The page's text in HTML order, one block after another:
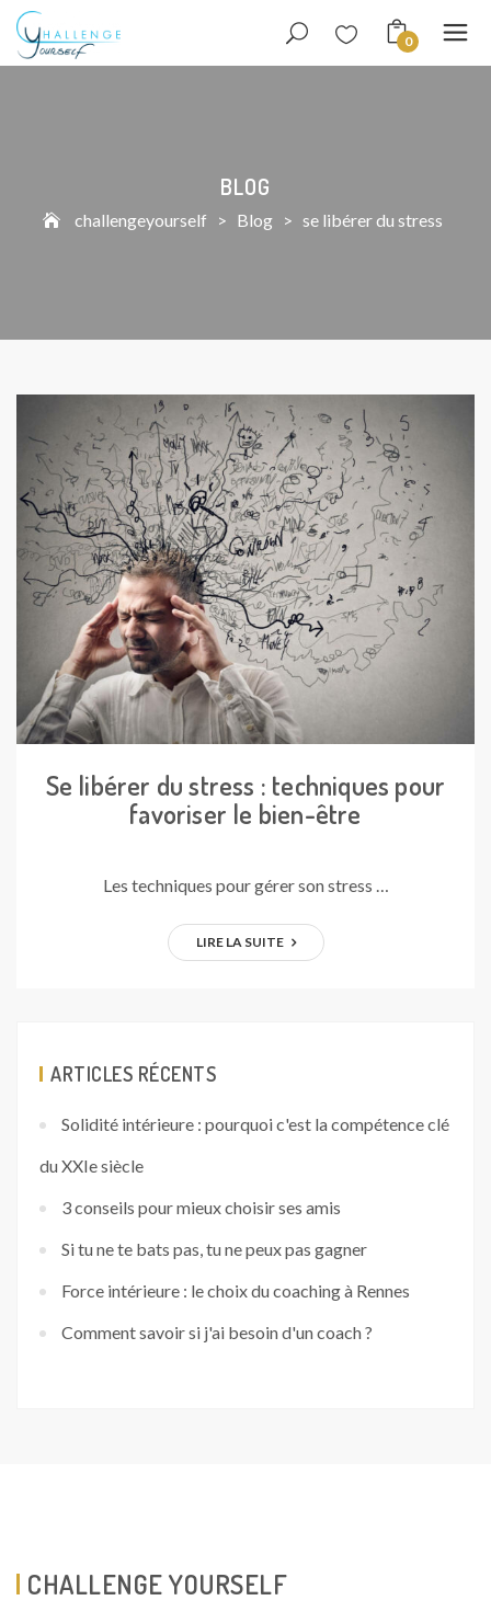
0
BLOG
challengeyourself > Blog > se libérer du stress
Se libérer du stress : techniques pour
favoriser le bien-être
Les techniques pour gérer son stress …
LIRE LA SUITE
ARTICLES RÉCENTS
Solidité intérieure : pourquoi c'est la compétence clé
du XXIe siècle
3 conseils pour mieux choisir ses amis
Si tu ne te bats pas, tu ne peux pas gagner
Force intérieure : le choix du coaching à Rennes
Comment savoir si j'ai besoin d'un coach ?
CHALLENGE YOURSELF